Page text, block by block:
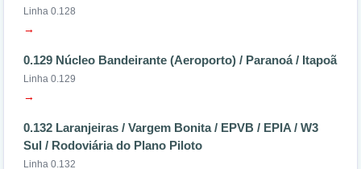
Linha 0.128
→
0.129 Núcleo Bandeirante (Aeroporto) / Paranoá / Itapoã
Linha 0.129
→
0.132 Laranjeiras / Vargem Bonita / EPVB / EPIA / W3
Sul / Rodoviária do Plano Piloto
Linha 0.132